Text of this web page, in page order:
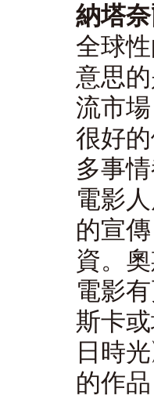
納塔
全球
意思
流市
很好
多事
電影
的宣
資。
電影
斯卡
日時
的作